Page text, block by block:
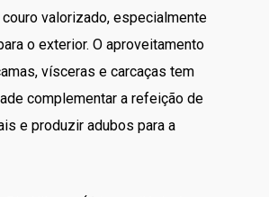
valorizado, especialmente
o exterior. O aproveitamento
vísceras e carcaças tem
complementar a refeição de
e produzir adubos para a